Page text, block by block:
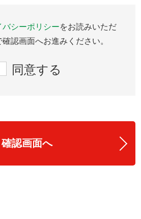
バシーポリシーをお読みいただ
認画面へお進みください。
同意する
確認画面へ